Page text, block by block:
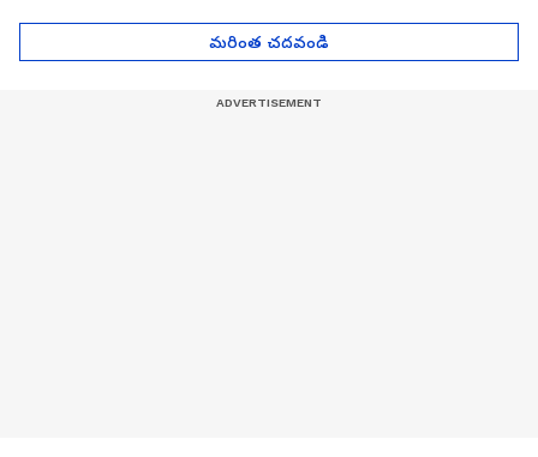
News Telugu
మరింత చదవండి